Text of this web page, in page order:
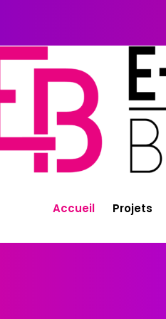
Accueil Projets